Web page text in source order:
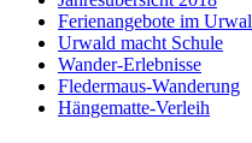
Ferienangebote im
Urwald macht Schule
Wander-Erlebnisse
Fledermaus-Wanderung
Hängematte-Verleih